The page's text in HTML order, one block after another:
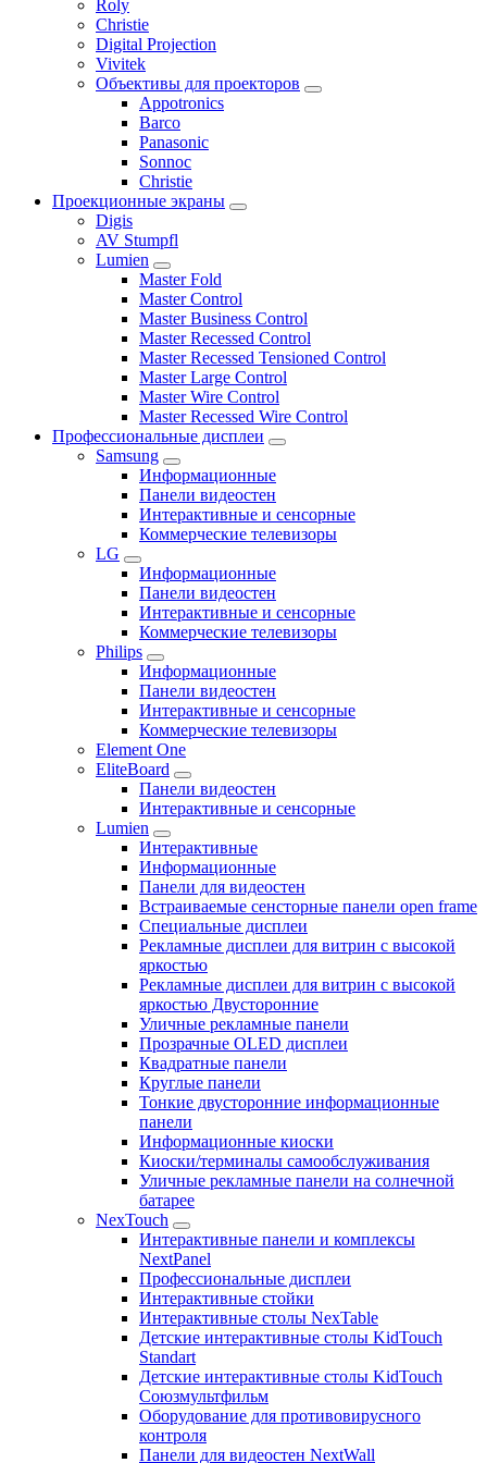
Roly
Christie
Digital Projection
Vivitek
Объективы для проекторов
Appotronics
Barco
Panasonic
Sonnoc
Сhristie
Проекционные экраны
Digis
AV Stumpfl
Lumien
Master Fold
Master Control
Master Business Control
Master Recessed Control
Master Recessed Tensioned Control
Master Large Control
Master Wire Control
Master Recessed Wire Control
Профессиональные дисплеи
Samsung
Информационные
Панели видеостен
Интерактивные и сенсорные
Коммерческие телевизоры
LG
Информационные
Панели видеостен
Интерактивные и сенсорные
Коммерческие телевизоры
Philips
Информационные
Панели видеостен
Интерактивные и сенсорные
Коммерческие телевизоры
Element One
EliteBoard
Панели видеостен
Интерактивные и сенсорные
Lumien
Интерактивные
Информационные
Панели для видеостен
Встраиваемые сенсторные панели open frame
Специальные дисплеи
Рекламные дисплеи для витрин с высокой
яркостью
Рекламные дисплеи для витрин с высокой
яркостью Двусторонние
Уличные рекламные панели
Прозрачные OLED дисплеи
Квадратные панели
Круглые панели
Тонкие двусторонние информационные
панели
Информационные киоски
Киоски/терминалы самообслуживания
Уличные рекламные панели на солнечной
батарее
NexTouch
Интерактивные панели и комплексы
NextPanel
Профессиональные дисплеи
Интерактивные стойки
Интерактивные столы NexTable
Детские интерактивные столы KidTouch
Standart
Детские интерактивные столы KidTouch
Союзмультфильм
Оборудование для противовирусного
контроля
Панели для видеостен NextWall